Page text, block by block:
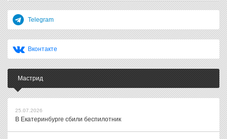
Telegram
Вконтакте
Мастрид
25.07.2026
В Екатеринбурге сбили беспилотник